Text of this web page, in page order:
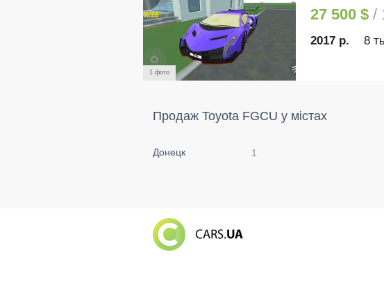
1 фото
27 500 $/
2017 р. 8
Продаж Toyota FGCU у містах
Донецк 1